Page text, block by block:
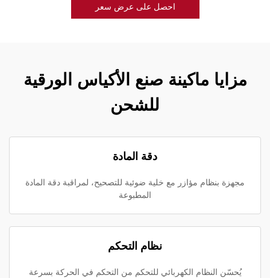
احصل على عرض سعر
مزايا ماكينة صنع الأكياس الورقية
للشحن
دقة المادة
مجهزة بنظام مؤازر مع خلية ضوئية للتصحيح، لمراقبة دقة المادة
المطبوعة
نظام التحكم
يُحسّن النظام الكهربائي للتحكم من التحكم في الحركة بسرعة